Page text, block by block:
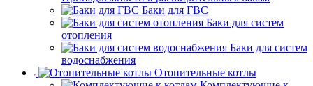
Баки для ГВС
Баки для систем
отопления
Баки для систем
водоснабжения
Отопительные котлы